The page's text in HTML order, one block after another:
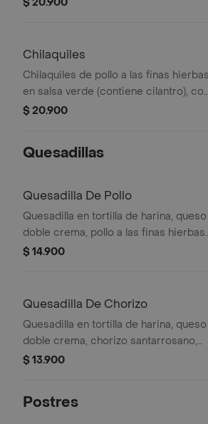
Chilaquiles
Chilaquiles de pollo a las finas hierbas
en salsa verde (contiene cilantro), con
queso, cebolla, 2 salsas a elección y
$ 20.900
Quesadillas
Quesadilla De Pollo
Quesadilla en tortilla de harina, queso
doble crema, pollo a las finas hierbas
y salsa verde (contiene cilantro).
$ 14.900
Quesadilla De Chorizo
Quesadilla en tortilla de harina, queso
doble crema, chorizo santarrosano,
sour cream, cilantro y salsa mexicana.
$ 13.900
Postres